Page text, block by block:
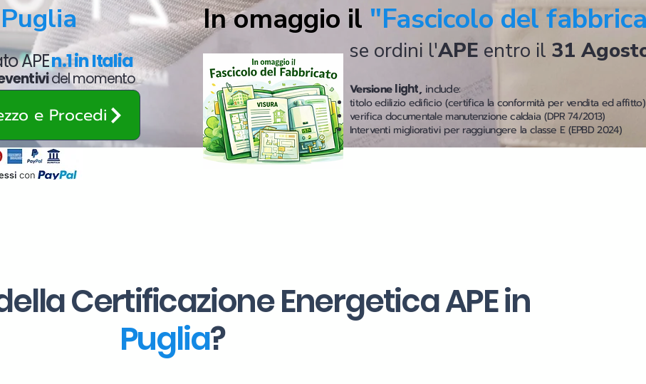
e Procedi
APEn.1 in Italia
del momento
In omaggio il "Fascicolo del
se ordini l'APE entro il 31
Versionelight,include:
titolo edilizio edificio (certifica la conformità per vendita ed affitto)
verifica documentale manutenzione caldaia (DPR 74/2013)
Interventi migliorativi per raggiungere la classe E (EPBD 2024)
Certificazione Energetica APE in
Puglia?